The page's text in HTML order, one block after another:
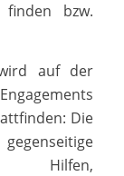
finden bzw.
auf der
Die
Hilfen,